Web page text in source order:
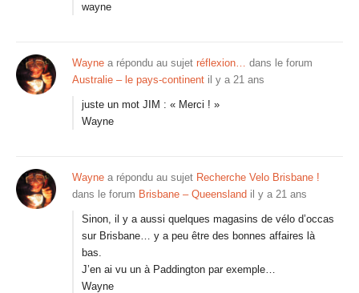
wayne
Wayne a répondu au sujet réflexion… dans le forum
Australie – le pays-continent il y a 21 ans
juste un mot JIM : « Merci ! »
Wayne
Wayne a répondu au sujet Recherche Velo Brisbane !
dans le forum Brisbane – Queensland il y a 21 ans
Sinon, il y a aussi quelques magasins de vélo d’occas
sur Brisbane… y a peu être des bonnes affaires là
bas.
J’en ai vu un à Paddington par exemple…
Wayne